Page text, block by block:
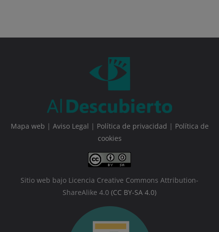
Mapa web | Aviso Legal | Política de privacidad | Política de
cookies
Sitio web bajo Licencia Creative Commons Attribution-
ShareAlike 4.0 (CC BY-SA 4.0)